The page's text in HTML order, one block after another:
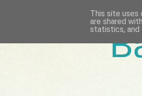
This site uses
are shared
statistics, and